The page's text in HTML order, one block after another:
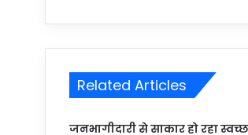
Related Articles
जनभागीदारी से साकार हो रहा स्वच्छ